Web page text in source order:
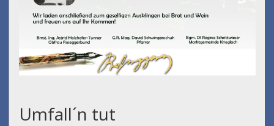
Umfall´n tut